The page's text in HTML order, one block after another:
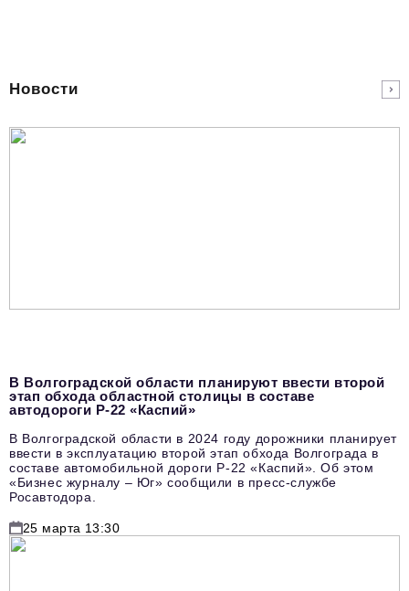
Информационный отдел
Отдел рекламы
Новости
В Волгоградской области планируют ввести второй
этап обхода областной столицы в составе
автодороги Р-22 «Каспий»
В Волгоградской области в 2024 году дорожники планирует
ввести в эксплуатацию второй этап обхода Волгограда в
составе автомобильной дороги Р-22 «Каспий». Об этом
«Бизнес журналу – Юг» сообщили в пресс-службе
Росавтодора.
25 марта 13:30